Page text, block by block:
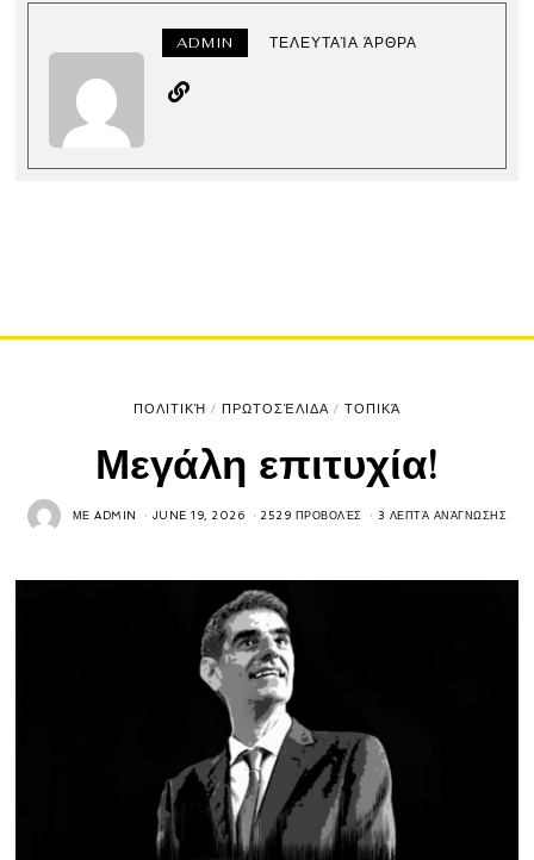
ADMIN ΤΕΛΕΥΤΑΊΑ ΆΡΘΡΑ
ΠΟΛΙΤΙΚΉ / ΠΡΩΤΟΣΈΛΙΔΑ / ΤΟΠΙΚΆ
Μεγάλη επιτυχία!
ΜΕADMIN JUNE 19, 2026 2529 ΠΡΟΒΟΛΈΣ 3 ΛΕΠΤΆ ΑΝΆΓΝΩΣΗΣ